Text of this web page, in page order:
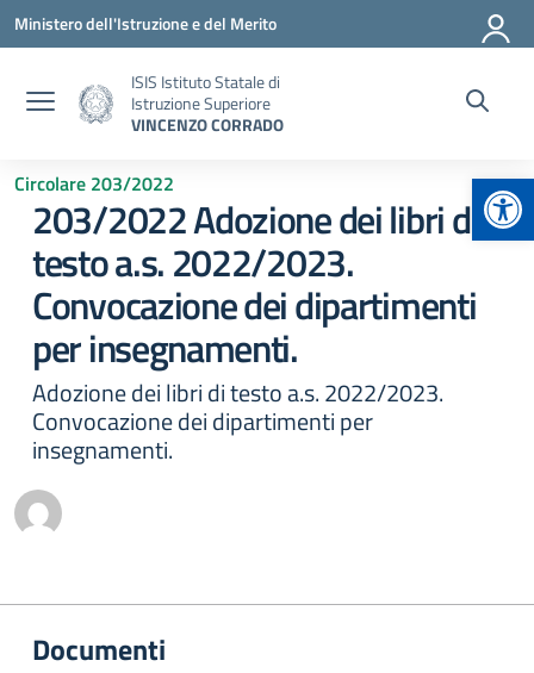
Vai ai contenuti
Vai al menu di navigazione
Vai al footer
Ministero dell'Istruzione e del Merito
ISIS Istituto Statale di
Istruzione Superiore
VINCENZO CORRADO
Circolare 203/2022
203/2022 Adozione dei libri di
testo a.s. 2022/2023.
Convocazione dei dipartimenti
per insegnamenti.
Adozione dei libri di testo a.s. 2022/2023.
Convocazione dei dipartimenti per
insegnamenti.
Documenti